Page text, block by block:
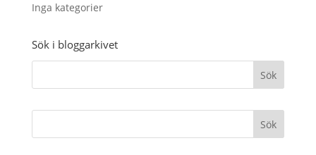
Inga kategorier
Sök i bloggarkivet